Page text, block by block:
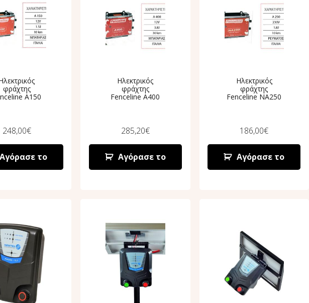
φράχτης
A150
248,00€
το
Ηλεκτρικός
φράχτης
Fenceline A400
285,20€
Αγόρασε το
Ηλεκτρικός
φράχτης
Fenceline ΝA250
186,00€
Αγόρασε το